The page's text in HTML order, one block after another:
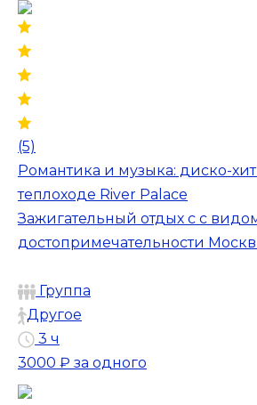
(5)
Романтика и музыка: диско-
теплоходе River Palace
Зажигательный отдых с с
достопримечательности
Группа
Другое
3 ч
3000 ₽ за одного